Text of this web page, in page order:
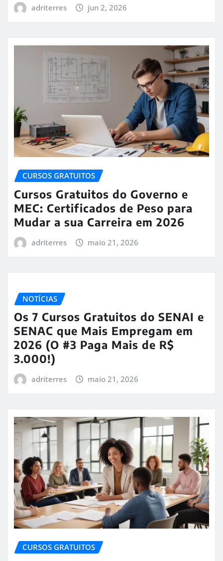
adriterres jun 2, 2026
CURSOS GRATUITOS
Cursos Gratuitos do Governo e
MEC: Certificados de Peso para
Mudar a sua Carreira em 2026
adriterres maio 21, 2026
NOTÍCIAS
Os 7 Cursos Gratuitos do SENAI e
SENAC que Mais Empregam em
2026 (O #3 Paga Mais de R$
3.000!)
adriterres maio 21, 2026
CURSOS GRATUITOS